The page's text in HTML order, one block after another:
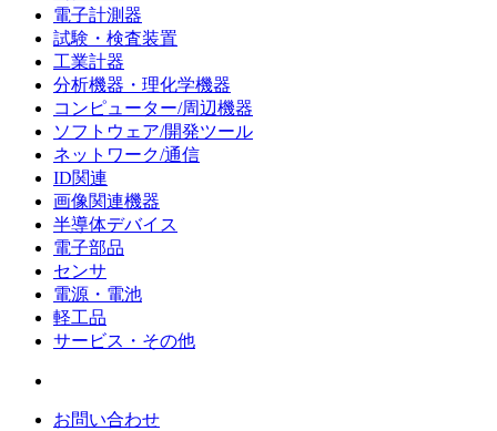
電子計測器
試験・検査装置
工業計器
分析機器・理化学機器
コンピューター/周辺機器
ソフトウェア/開発ツール
ネットワーク/通信
ID関連
画像関連機器
半導体デバイス
電子部品
センサ
電源・電池
軽工品
サービス・その他
お問い合わせ